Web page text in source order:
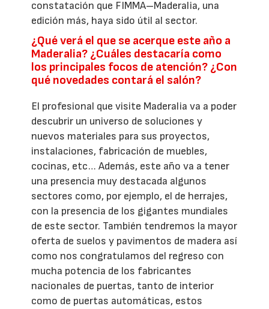
constatación que FIMMA–Maderalia, una
edición más, haya sido útil al sector.
¿Qué verá el que se acerque este año a
Maderalia? ¿Cuáles destacaría como
los principales focos de atención? ¿Con
qué novedades contará el salón?
El profesional que visite Maderalia va a poder
descubrir un universo de soluciones y
nuevos materiales para sus proyectos,
instalaciones, fabricación de muebles,
cocinas, etc… Además, este año va a tener
una presencia muy destacada algunos
sectores como, por ejemplo, el de herrajes,
con la presencia de los gigantes mundiales
de este sector. También tendremos la mayor
oferta de suelos y pavimentos de madera así
como nos congratulamos del regreso con
mucha potencia de los fabricantes
nacionales de puertas, tanto de interior
como de puertas automáticas, estos